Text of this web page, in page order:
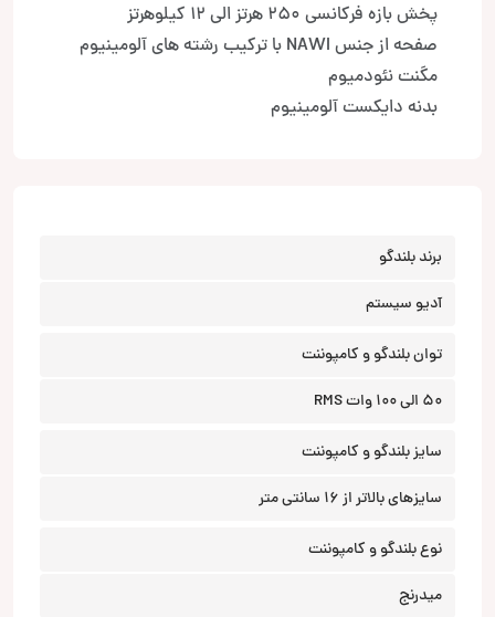
پخش بازه فرکانسی 250 هرتز الی 12 کیلوهرتز
صفحه از جنس NAWI با ترکیب رشته های آلومینیوم
مگنت نئودمیوم
بدنه دایکست آلومینیوم
برند بلندگو
آدیو سیستم
توان بلندگو و کامپوننت
50 الی 100 وات RMS
سایز بلندگو و کامپوننت
سایزهای بالاتر از 16 سانتی متر
نوع بلندگو و کامپوننت
میدرنج